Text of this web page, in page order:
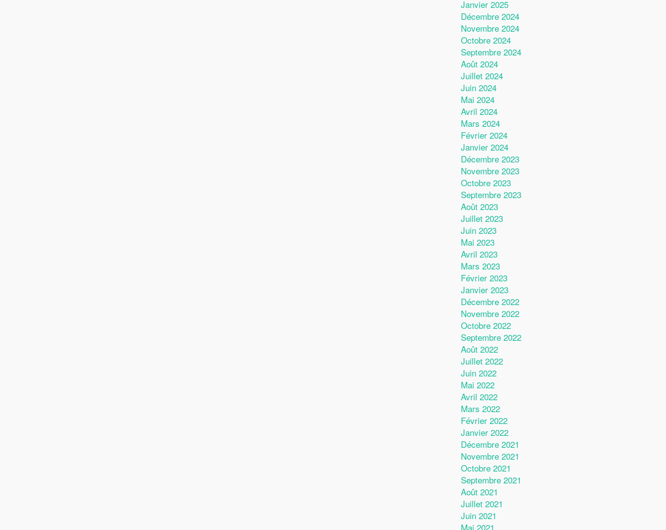
Janvier 2025
Décembre 2024
Novembre 2024
Octobre 2024
Septembre 2024
Août 2024
Juillet 2024
Juin 2024
Mai 2024
Avril 2024
Mars 2024
Février 2024
Janvier 2024
Décembre 2023
Novembre 2023
Octobre 2023
Septembre 2023
Août 2023
Juillet 2023
Juin 2023
Mai 2023
Avril 2023
Mars 2023
Février 2023
Janvier 2023
Décembre 2022
Novembre 2022
Octobre 2022
Septembre 2022
Août 2022
Juillet 2022
Juin 2022
Mai 2022
Avril 2022
Mars 2022
Février 2022
Janvier 2022
Décembre 2021
Novembre 2021
Octobre 2021
Septembre 2021
Août 2021
Juillet 2021
Juin 2021
Mai 2021